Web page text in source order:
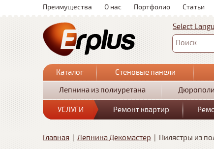
Преимущества О нас Портфолио Статьи
Select
Поиск
Каталог Стеновые панели
Лепнина из полиуретана
УСЛУГИ Ремонт квартир
Главная | Лепнина Декомастер | Пилястры из